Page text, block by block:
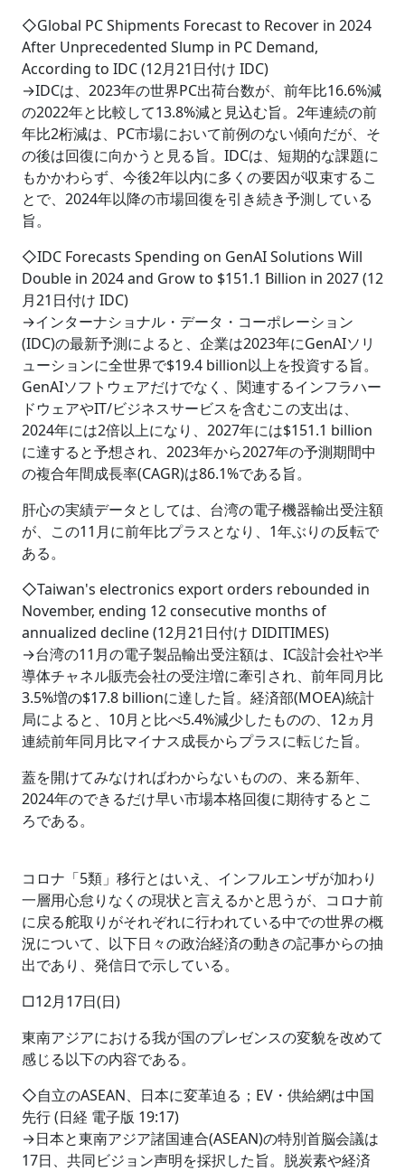
◇Global PC Shipments Forecast to Recover in 2024
After Unprecedented Slump in PC Demand,
According to IDC (12月21日付け IDC)
→IDCは、2023年の世界PC出荷台数が、前年比16.6%減
の2022年と比較して13.8%減と見込む旨。2年連続の前
年比2桁減は、PC市場において前例のない傾向だが、そ
の後は回復に向かうと見る旨。IDCは、短期的な課題に
もかかわらず、今後2年以内に多くの要因が収束するこ
とで、2024年以降の市場回復を引き続き予測している
旨。
◇IDC Forecasts Spending on GenAI Solutions Will
Double in 2024 and Grow to $151.1 Billion in 2027 (12
月21日付け IDC)
→インターナショナル・データ・コーポレーション
(IDC)の最新予測によると、企業は2023年にGenAIソリ
ューションに全世界で$19.4 billion以上を投資する旨。
GenAIソフトウェアだけでなく、関連するインフラハー
ドウェアやIT/ビジネスサービスを含むこの支出は、
2024年には2倍以上になり、2027年には$151.1 billion
に達すると予想され、2023年から2027年の予測期間中
の複合年間成長率(CAGR)は86.1%である旨。
肝心の実績データとしては、台湾の電子機器輸出受注額
が、この11月に前年比プラスとなり、1年ぶりの反転で
ある。
◇Taiwan's electronics export orders rebounded in
November, ending 12 consecutive months of
annualized decline (12月21日付け DIDITIMES)
→台湾の11月の電子製品輸出受注額は、IC設計会社や半
導体チャネル販売会社の受注増に牽引され、前年同月比
3.5%増の$17.8 billionに達した旨。経済部(MOEA)統計
局によると、10月と比べ5.4%減少したものの、12ヵ月
連続前年同月比マイナス成長からプラスに転じた旨。
蓋を開けてみなければわからないものの、来る新年、
2024年のできるだけ早い市場本格回復に期待するとこ
ろである。
コロナ「5類」移行とはいえ、インフルエンザが加わり
一層用心怠りなくの現状と言えるかと思うが、コロナ前
に戻る舵取りがそれぞれに行われている中での世界の概
況について、以下日々の政治経済の動きの記事からの抽
出であり、発信日で示している。
□12月17日(日)
東南アジアにおける我が国のプレゼンスの変貌を改めて
感じる以下の内容である。
◇自立のASEAN、日本に変革迫る；EV・供給網は中国
先行 (日経 電子版 19:17)
→日本と東南アジア諸国連合(ASEAN)の特別首脳会議は
17日、共同ビジョン声明を採択した旨。脱炭素や経済